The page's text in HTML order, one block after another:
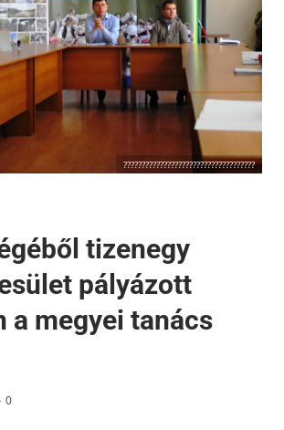
????????????????????????????????????
tizenegy
pályázott
a megyei tanács
0